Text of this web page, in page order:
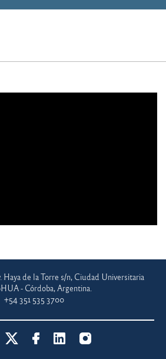
Haya de la Torre s/n, Ciudad Universitaria
- Córdoba, Argentina.
+54 351 535 3700